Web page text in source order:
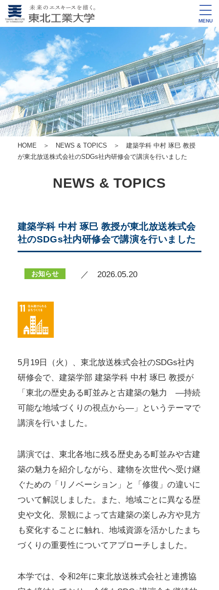
MENU
HOME ＞ NEWS & TOPICS ＞ 建築学科 中村 琢巳 教授
が東北放送株式会社のSDGs社内研修会で講演を行いました
NEWS & TOPICS
建築学科 中村 琢巳 教授が東北放送株式会
社のSDGs社内研修会で講演を行いました
お知らせ ／ 2026.05.20
5月19日（火）、東北放送株式会社のSDGs社内
研修会で、建築学部 建築学科 中村 琢巳 教授が
「東北の歴史ある町並みと古建築の魅力 ―持続
可能な地域づくりの視点から―」というテーマで
講演を行いました。
講演では、東北各地に残る歴史ある町並みや古建
築の魅力を紹介しながら、建物を次世代へ受け継
ぐための「リノベーション」と「修復」の違いに
ついて解説しました。また、地域ごとに異なる歴
史や文化、景観によって古建築の楽しみ方や見方
も変化することに触れ、地域資源を活かしたまち
づくりの重要性についてアプローチしました。
本学では、令和2年に東北放送株式会社と連携協